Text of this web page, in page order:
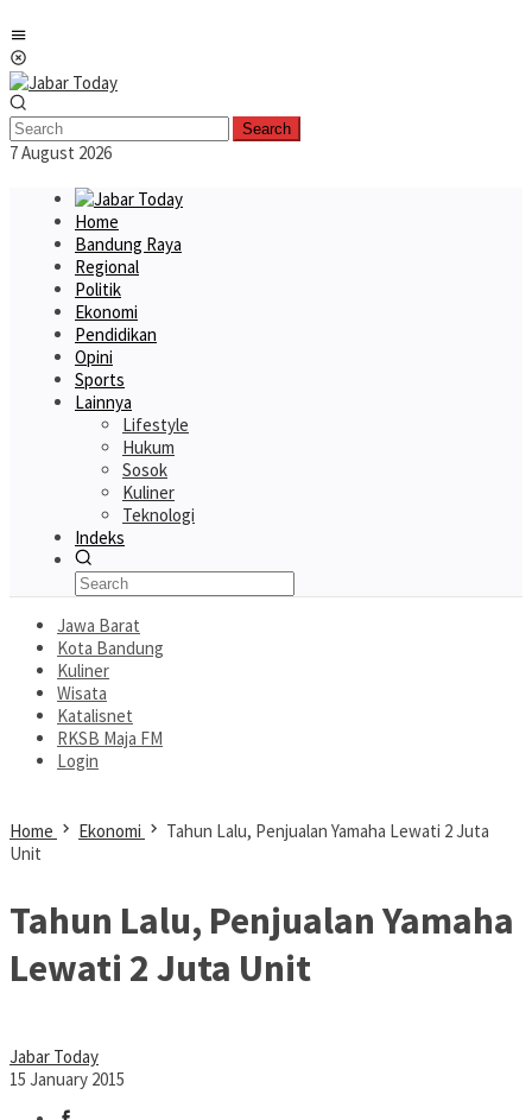
to
content
Search
7 August 2026
Home
Bandung Raya
Regional
Politik
Ekonomi
Pendidikan
Opini
Sports
Lainnya
Lifestyle
Hukum
Sosok
Kuliner
Teknologi
Indeks
Jawa Barat
Kota Bandung
Kuliner
Wisata
Katalisnet
RKSB Maja FM
Login
Home Ekonomi
Tahun Lalu, Penjualan Yamaha Lewati 2 Juta
Unit
Tahun Lalu, Penjualan Yamaha
Lewati 2 Juta Unit
Jabar Today
15 January 2015